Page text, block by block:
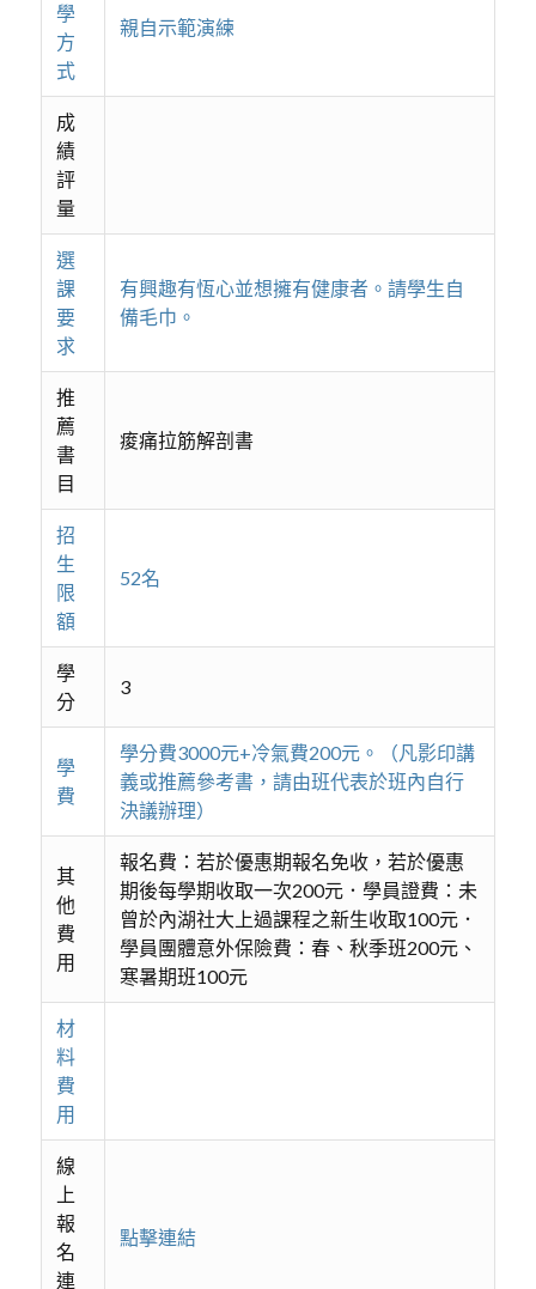
學
方
式
親自示範演練
成
績
評
量
選
課
要
求
有興趣有恆心並想擁有健康者。請學生自
備毛巾。
推
薦
書
目
痠痛拉筋解剖書
招
生
限
額
52名
學
分
3
學
費
學分費3000元+冷氣費200元。（凡影印講
義或推薦參考書，請由班代表於班內自行
決議辦理）
其
他
費
用
報名費：若於優惠期報名免收，若於優惠
期後每學期收取一次200元．學員證費：未
曾於內湖社大上過課程之新生收取100元．
學員團體意外保險費：春、秋季班200元、
寒暑期班100元
材
料
費
用
線
上
報
名
連
點擊連結